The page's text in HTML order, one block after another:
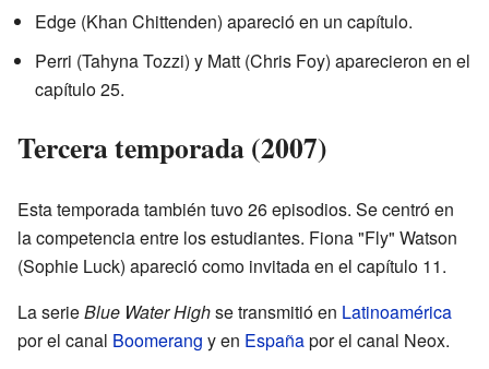
Edge (Khan Chittenden) apareció en un capítulo.
Perri (Tahyna Tozzi) y Matt (Chris Foy) aparecieron en el
capítulo 25.
Tercera temporada (2007)
Esta temporada también tuvo 26 episodios. Se centró en
la competencia entre los estudiantes. Fiona "Fly" Watson
(Sophie Luck) apareció como invitada en el capítulo 11.
La serieBlue Water Highse transmitió en Latinoamérica
por el canal Boomerang y en Españapor el canal Neox.